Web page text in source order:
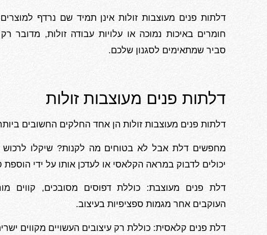
דלתות פנים מעוצבות זולות אינן תמיד שם נרדף
חומרים באיכות נמוכה או עלויות עבודה זולות, מדובר
סביר שמתאימים לסגנון שלכם.
דלתות פנים מעוצבות זולות
דלתות פנים מעוצבות זולות הן אחד החלקים החשובים
מחפשים דלת אבל לא בטוחים מה לקנות? שיקלו
יכולים לדבוק במראה הקלאסי או לעדכן אותו על ידי הוספת
דלת פנים מעוצבת: כוללת דפוסים מסובכים, קווים
העוקבים אחר מגמות ספציפיות בעיצוב.
דלת פנים קלאסית: כוללת רק עיצובים העשויים מקווים